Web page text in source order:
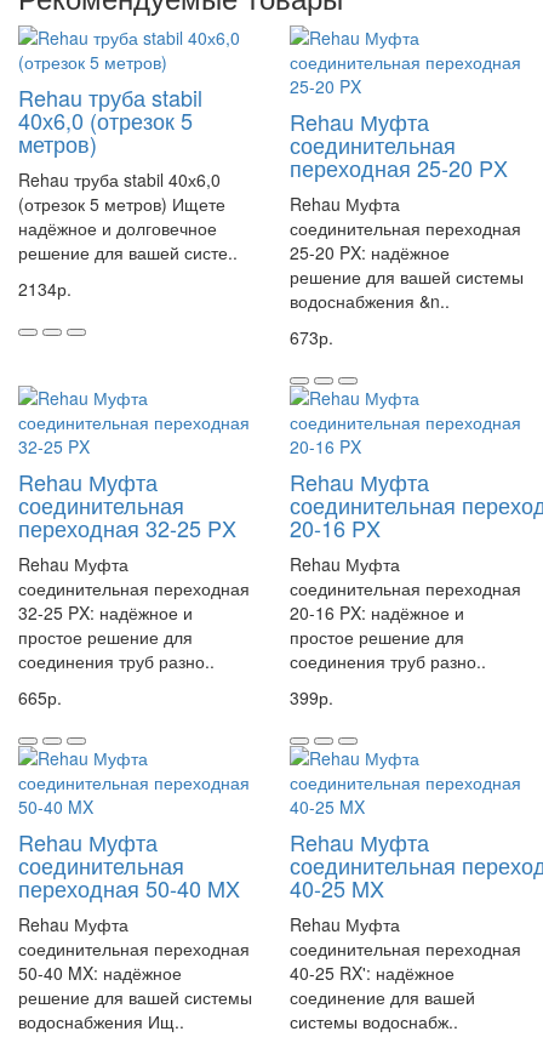
прочное соединение, которое прослужит вам долгие годы.
Муфта соединительная переходная 50-32 MX, REHAU
Артикул 11378631001, 13660391001
Rehau труба stabil
40х6,0 (отрезок 5
метров)
Rehau труба stabil 40х6,0
(отрезок 5 метров) Ищете
надёжное и долговечное
решение для вашей систе..
2134р.
Rehau Муфта
соединительная
переходная 25-20 PX
Rehau Муфта
соединительная переходная
25-20 PX: надёжное
решение для вашей системы
водоснабжения &n..
673р.
Rehau Муфта
соединительная
переходная 32-25 PX
Rehau Муфта
соединительная переходная
32-25 PX: надёжное и
простое решение для
соединения труб разно..
665р.
Rehau Муфта
соединительная
20-16 PX
Rehau Муфта
соединительная переходная
20-16 PX: надёжное и
простое решение для
соединения труб разно..
399р.
Rehau Муфта
соединительная
переходная 50-40 MX
Rehau Муфта
соединительная переходная
50-40 MX: надёжное
решение для вашей системы
водоснабжения Ищ..
Rehau Муфта
соединительная
40-25 MX
Rehau Муфта
соединительная переходная
40-25 RX': надёжное
соединение для вашей
системы водоснабж..